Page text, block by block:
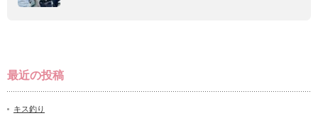
最近の投稿
キス釣り